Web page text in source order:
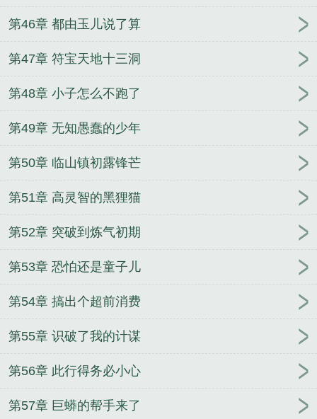
第46章 都由玉儿说了算
第47章 符宝天地十三洞
第48章 小子怎么不跑了
第49章 无知愚蠢的少年
第50章 临山镇初露锋芒
第51章 高灵智的黑狸猫
第52章 突破到炼气初期
第53章 恐怕还是童子儿
第54章 搞出个超前消费
第55章 识破了我的计谋
第56章 此行得务必小心
第57章 巨蟒的帮手来了